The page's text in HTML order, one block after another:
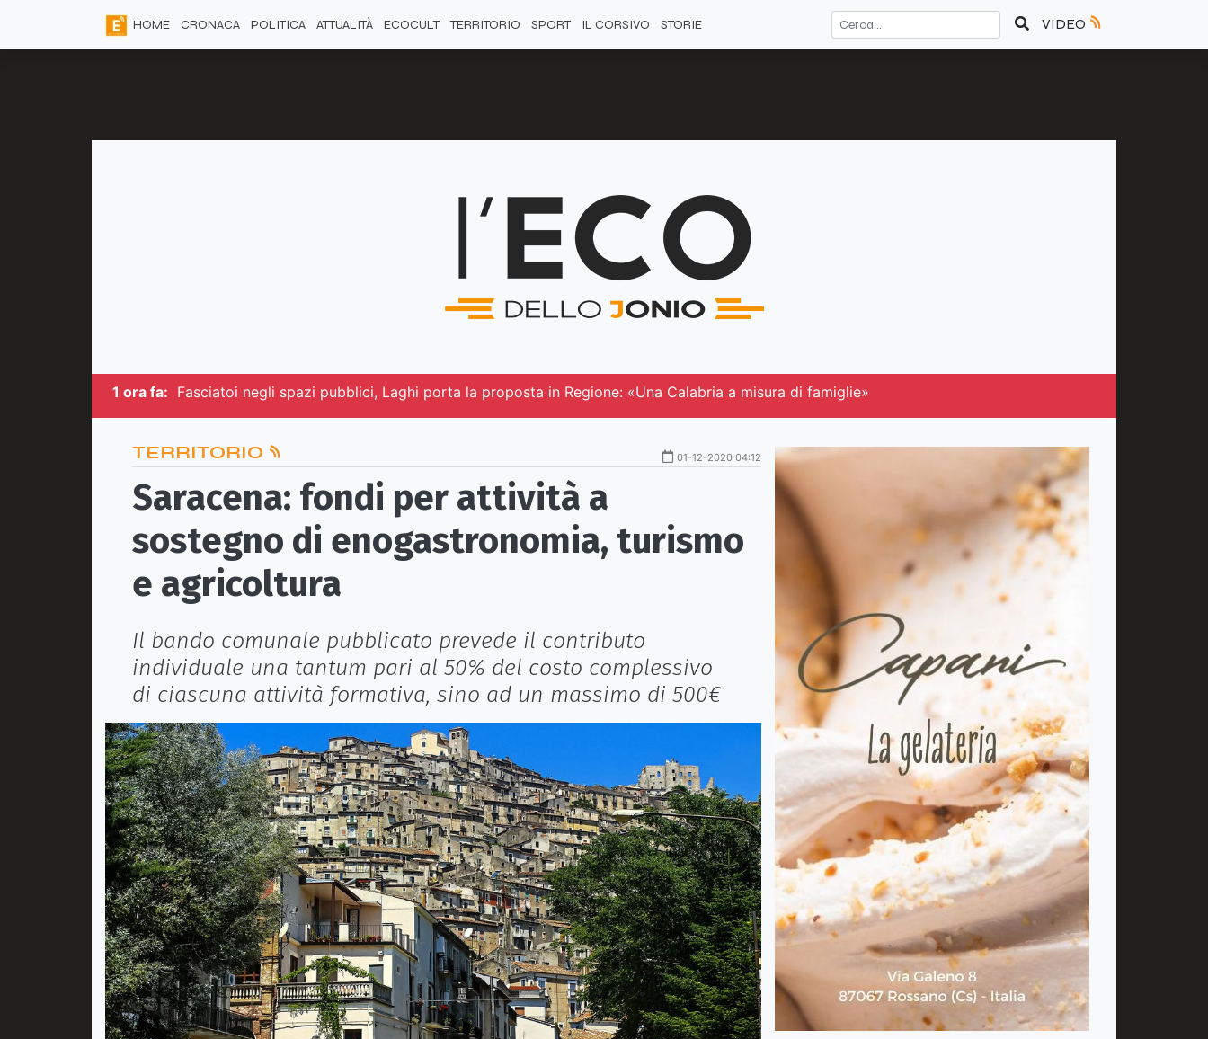
HOME CRONACA POLITICA ATTUALITÀ ECOCULT TERRITORIO SPORT IL CORSIVO STORIE VIDEO
1 ora fa: Fasciatoi negli spazi pubblici, Laghi porta la proposta in Regione: «Una Calabria a misura di famiglie»
TERRITORIO 01-12-2020 04:12
Saracena: fondi per attività a
sostegno di enogastronomia, turismo
e agricoltura
Il bando comunale pubblicato prevede il contributo
individuale una tantum pari al 50% del costo complessivo
di ciascuna attività formativa, sino ad un massimo di 500€